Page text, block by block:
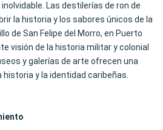
Las destilerías de ron de
la historia y los sabores únicos de la
de San Felipe del Morro, en Puerto
visión de la historia militar y colonial
y galerías de arte ofrecen una
historia y la identidad caribeñas.